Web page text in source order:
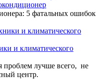
5 фатальных ошибок
и климатического
проблем лучше всего, не
центр.